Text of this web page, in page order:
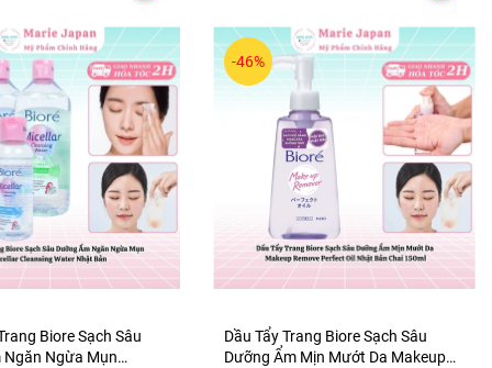
Biore Sạch Sâu
Ngăn Ngừa Mụn
-46%
Dầu Tẩy Trang Biore Sạch Sâu
Dưỡng Ẩm Mịn Mướt Da Makeup